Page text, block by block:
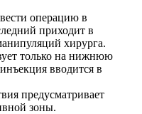
операцию в
приходит в
хирурга.
только на нижнюю
вводится в
предусматривает
зоны.